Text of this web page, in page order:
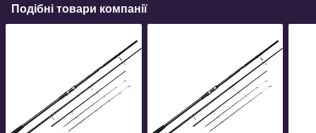
Подібні товари компанії